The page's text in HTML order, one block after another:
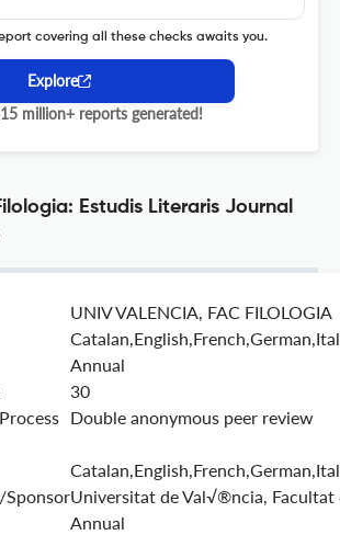
covering all these checks awaits you.
Explore
15 million+ reports generated!
Estudis Literaris Journal
UNIV VALENCIA, FAC FILOLOGIA
Annual
30
Double anonymous peer review
Universitat de Val√®ncia, Facultat
Annual